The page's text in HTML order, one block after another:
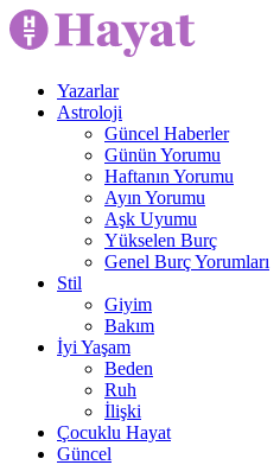
Yazarlar
Astroloji
Güncel Haberler
Günün Yorumu
Haftanın Yorumu
Ayın Yorumu
Aşk Uyumu
Yükselen Burç
Genel Burç Yorumları
Stil
Giyim
Bakım
İyi Yaşam
Beden
Ruh
İlişki
Çocuklu Hayat
Güncel